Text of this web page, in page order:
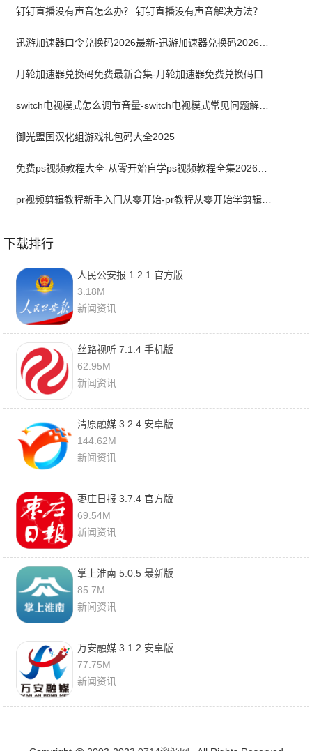
钉钉直播没有声音怎么办？ 钉钉直播没有声音解决方法？
switch电视模式怎么调节音量-switch电视模式常见问题解决方案
御光盟国汉化组游戏礼包码大全2025
pr视频剪辑教程新手入门从零开始-pr教程从零开始学剪辑全集免费
下载排行
人民公安报 1.2.1 官方版
3.18M
新闻资讯
丝路视听 7.1.4 手机版
62.95M
新闻资讯
清原融媒 3.2.4 安卓版
144.62M
新闻资讯
枣庄日报 3.7.4 官方版
69.54M
新闻资讯
掌上淮南 5.0.5 最新版
85.7M
新闻资讯
万安融媒 3.1.2 安卓版
77.75M
新闻资讯